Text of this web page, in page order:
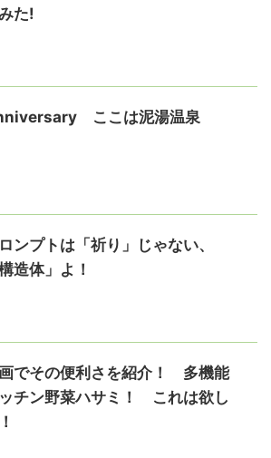
た!
ここは泥湯温泉
ンプトは「祈り」じゃない、
構造体」よ！
でその便利さを紹介！ 多機能
チン野菜ハサミ！ これは欲し